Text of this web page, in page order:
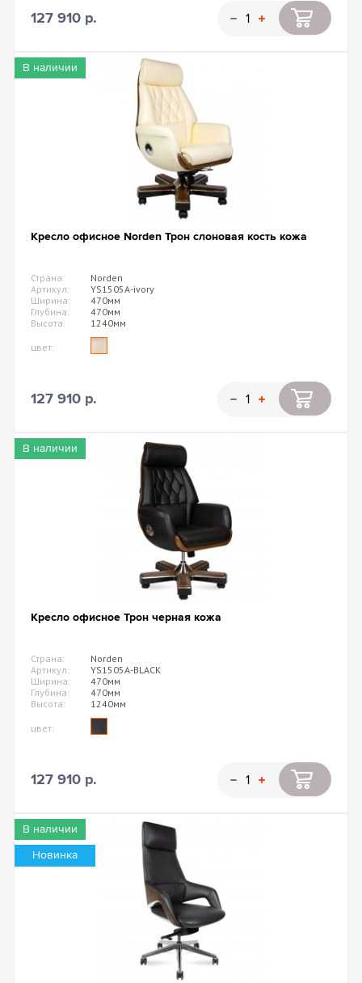
127 910 р.
В наличии
Кресло офисное Norden Трон слоновая кость кожа
Страна:
Norden
Артикул:
YS1505A-ivory
Ширина:
470мм
Глубина:
470мм
Высота:
1240мм
цвет:
127 910 р.
В наличии
Кресло офисное Трон черная кожа
Страна:
Norden
Артикул:
YS1505A-BLACK
Ширина:
470мм
Глубина:
470мм
Высота:
1240мм
цвет:
127 910 р.
Новинка
В наличии